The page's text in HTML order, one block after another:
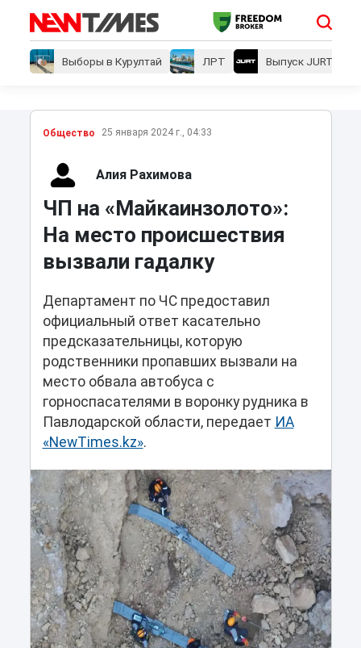
Выборы в Курултай ЛРТ Выпуск JURT
Общество 25 января 2024 г., 04:33
Алия Рахимова
ЧП на «Майкаинзолото»:
На место происшествия
вызвали гадалку
Департамент по ЧС предоставил
официальный ответ касательно
предсказательницы, которую
родственники пропавших вызвали на
место обвала автобуса с
горноспасателями в воронку рудника в
Павлодарской области, передает ИА
«NewTimes.kz».